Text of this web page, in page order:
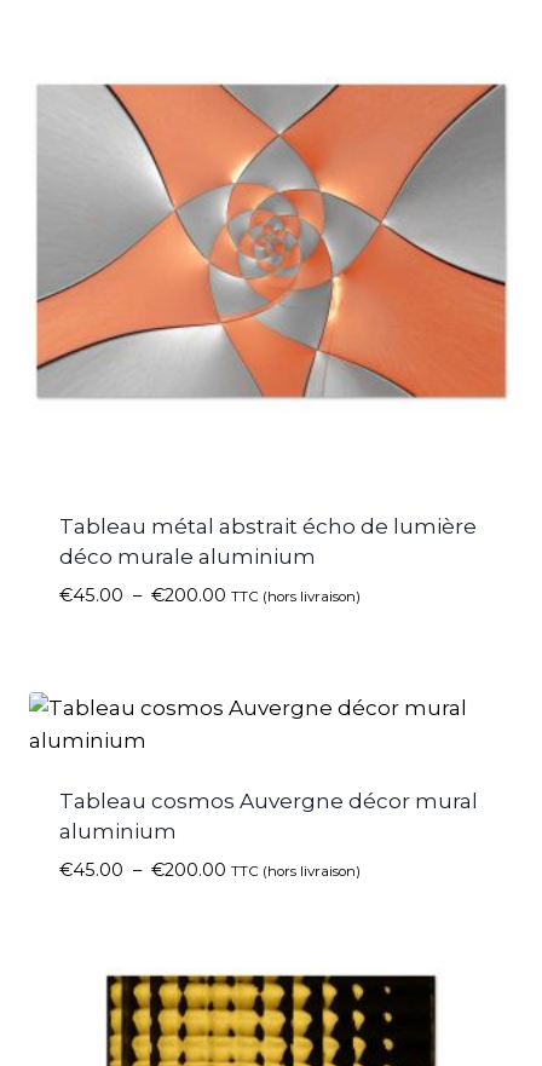
Tableau métal abstrait écho de lumière
déco murale aluminium
€45.00 – €200.00 TTC (hors livraison)
Tableau cosmos Auvergne décor mural
aluminium
€45.00 – €200.00 TTC (hors livraison)